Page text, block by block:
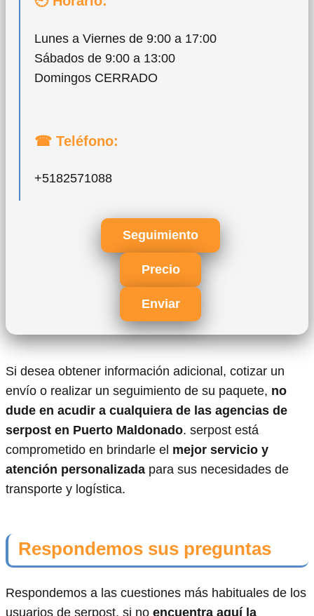
Lunes a Viernes de 9:00 a 17:00
Sábados de 9:00 a 13:00
Domingos CERRADO
☎ Teléfono:
+5182571088
Seguimiento
Precio
Enviar
Si desea obtener información adicional, cotizar un
envío o realizar un seguimiento de su paquete, no
dude en acudir a cualquiera de las agencias de
serpost en Puerto Maldonado. serpost está
comprometido en brindarle el mejor servicio y
atención personalizada para sus necesidades de
transporte y logística.
Respondemos sus preguntas
Respondemos a las cuestiones más habituales de los
usuarios de serpost, si no encuentra aquí la